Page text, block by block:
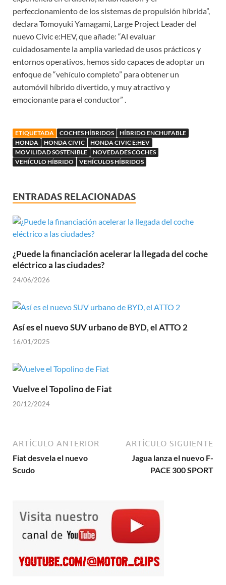
perfeccionamiento de los sistemas de propulsión híbrida”,
declara Tomoyuki Yamagami, Large Project Leader del
nuevo Civic e:HEV, que añade: “Al evaluar
cuidadosamente la amplia variedad de usos prácticos y
entornos operativos, hemos sido capaces de adoptar un
enfoque de “vehículo completo” para obtener un
automóvil híbrido divertido, y muy atractivo y
emocionante para el conductor” .
ETIQUETADA COCHES HÍBRIDOS
HÍBRIDO ENCHUFABLE
HONDA
HONDA CIVIC
HONDA CIVIC E:HEV
MOVILIDAD SOSTENIBLE
NOVEDADES COCHES
VEHÍCULO HÍBRIDO
VEHÍCULOS HÍBRIDOS
ENTRADAS RELACIONADAS
¿Puede la financiación acelerar la llegada del coche
eléctrico a las ciudades?
24/06/2026
Así es el nuevo SUV urbano de BYD, el ATTO 2
16/01/2025
Vuelve el Topolino de Fiat
20/12/2024
ARTÍCULO ANTERIOR
Fiat desvela el nuevo
Scudo
ARTÍCULO SIGUIENTE
Jagua lanza el nuevo F-
PACE 300 SPORT